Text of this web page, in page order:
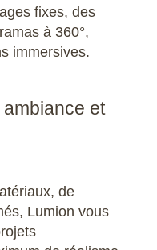
fixes, des
à 360°,
immersives.
et
de
Lumion vous